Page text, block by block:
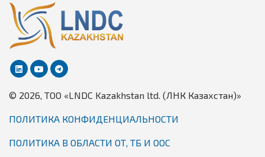
© 2026, TОО «LNDC Kazakhstan ltd. (ЛНК Казахстан)»
ПОЛИТИКА КОНФИДЕНЦИАЛЬНОСТИ
ПОЛИТИКА В ОБЛАСТИ ОТ, ТБ И ООС